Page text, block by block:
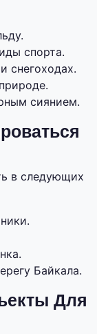
спорта.
снегоходах.
сиянием.
в следующих
Байкала.
Для